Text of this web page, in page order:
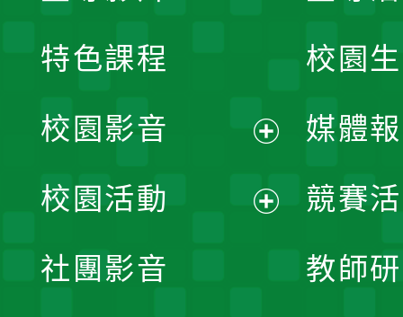
校園
媒體
競賽
教師
特色課程
校園影音
開
校園活動
社團影音